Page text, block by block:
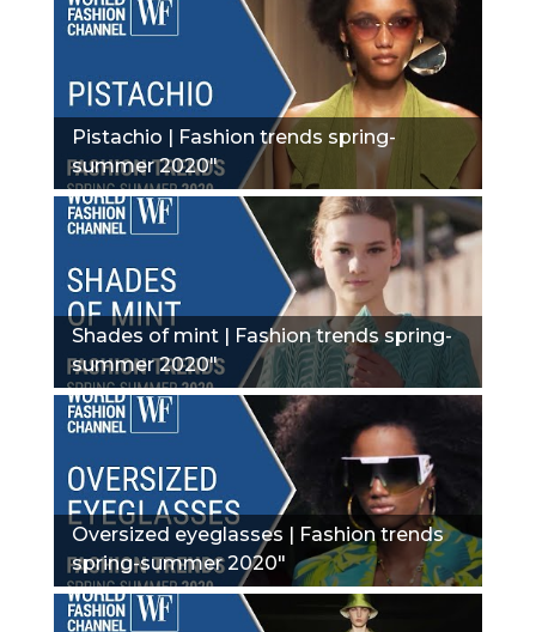
Pistachio | Fashion trends spring-
summer 2020"
Shades of mint | Fashion trends spring-
summer 2020"
Oversized eyeglasses | Fashion trends
spring-summer 2020"